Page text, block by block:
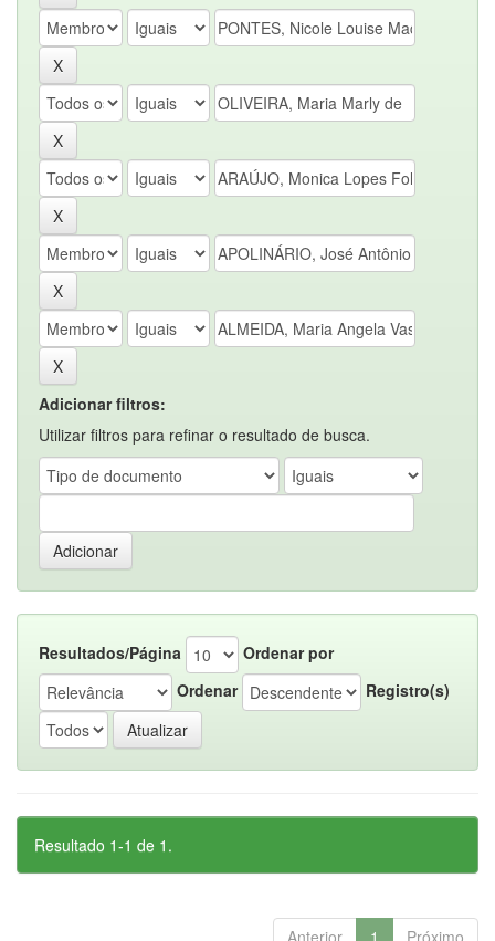
Adicionar filtros:
Utilizar filtros para refinar o resultado de busca.
Resultados/Página
Ordenar por
Ordenar
Registro(s)
Resultado 1-1 de 1.
Anterior 1 Próximo